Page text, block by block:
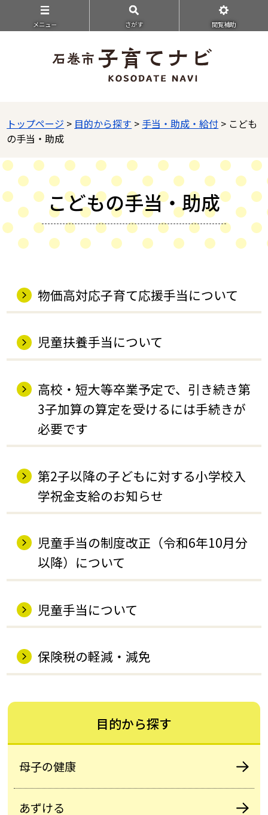
メニュ－ さがす 閲覧補助
トップページ > 目的から探す > 手当・助成・給付 > こども
の手当・助成
こどもの手当・助成
物価高対応子育て応援手当について
児童扶養手当について
高校・短大等卒業予定で、引き続き第
3子加算の算定を受けるには手続きが
必要です
第2子以降の子どもに対する小学校入
学祝金支給のお知らせ
児童手当の制度改正（令和6年10月分
以降）について
児童手当について
保険税の軽減・減免
目的から探す
母子の健康
あずける